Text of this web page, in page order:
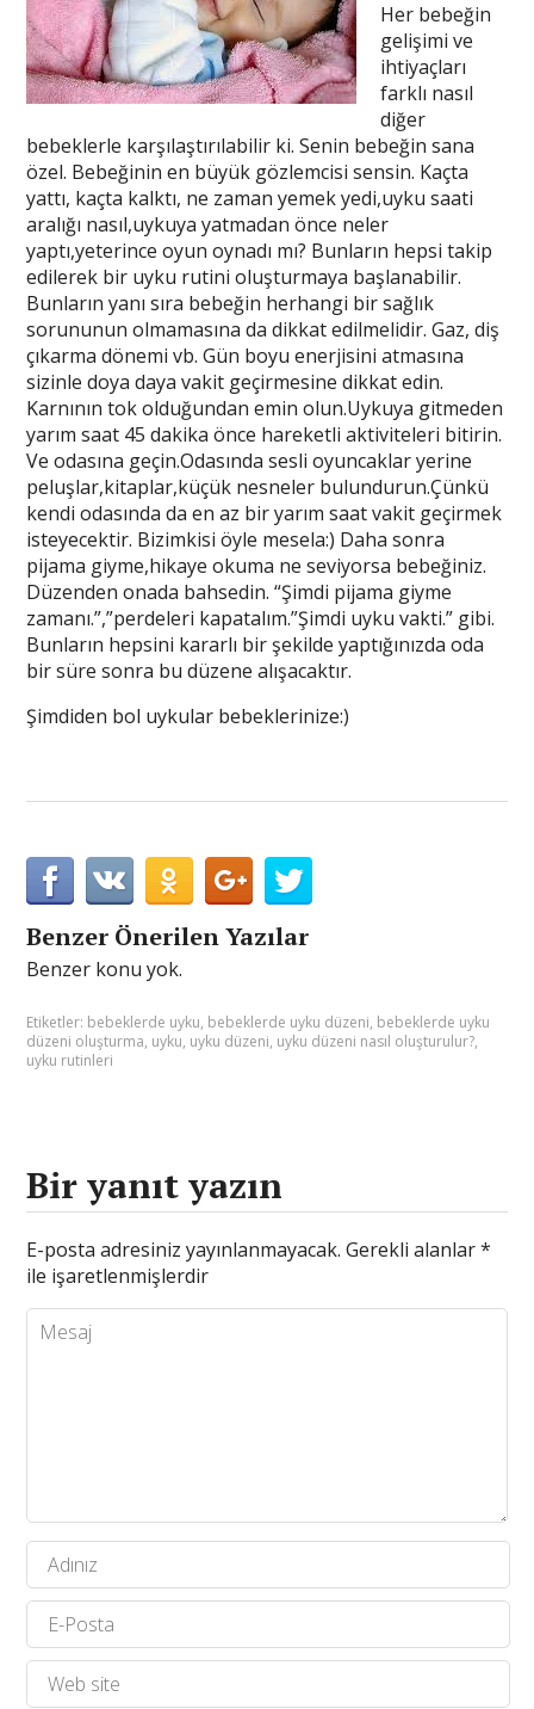
Her bebeğin
gelişimi ve
ihtiyaçları
farklı nasıl
diğer
bebeklerle karşılaştırılabilir ki. Senin bebeğin sana
özel. Bebeğinin en büyük gözlemcisi sensin. Kaçta
yattı, kaçta kalktı, ne zaman yemek yedi,uyku saati
aralığı nasıl,uykuya yatmadan önce neler
yaptı,yeterince oyun oynadı mı? Bunların hepsi takip
edilerek bir uyku rutini oluşturmaya başlanabilir.
Bunların yanı sıra bebeğin herhangi bir sağlık
sorununun olmamasına da dikkat edilmelidir. Gaz, diş
çıkarma dönemi vb. Gün boyu enerjisini atmasına
sizinle doya daya vakit geçirmesine dikkat edin.
Karnının tok olduğundan emin olun.Uykuya gitmeden
yarım saat 45 dakika önce hareketli aktiviteleri bitirin.
Ve odasına geçin.Odasında sesli oyuncaklar yerine
peluşlar,kitaplar,küçük nesneler bulundurun.Çünkü
kendi odasında da en az bir yarım saat vakit geçirmek
isteyecektir. Bizimkisi öyle mesela:) Daha sonra
pijama giyme,hikaye okuma ne seviyorsa bebeğiniz.
Düzenden onada bahsedin. “Şimdi pijama giyme
zamanı.”,”perdeleri kapatalım.”Şimdi uyku vakti.” gibi.
Bunların hepsini kararlı bir şekilde yaptığınızda oda
bir süre sonra bu düzene alışacaktır.
Şimdiden bol uykular bebeklerinize:)
Benzer Önerilen Yazılar
Benzer konu yok.
Etiketler: bebeklerde uyku, bebeklerde uyku düzeni, bebeklerde uyku
düzeni oluşturma, uyku, uyku düzeni, uyku düzeni nasıl oluşturulur?,
uyku rutinleri
Bir yanıt yazın
E-posta adresiniz yayınlanmayacak. Gerekli alanlar*
ile işaretlenmişlerdir